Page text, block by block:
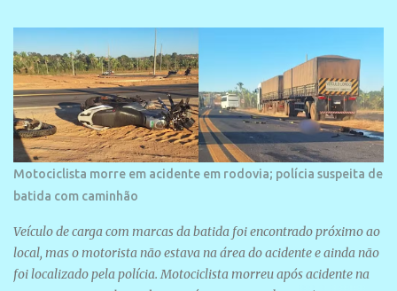
Motociclista morre em acidente em rodovia; polícia suspeita de
batida com caminhão
Veículo de carga com marcas da batida foi encontrado próximo ao
local, mas o motorista não estava na área do acidente e ainda não
foi localizado pela polícia. Motociclista morreu após acidente na